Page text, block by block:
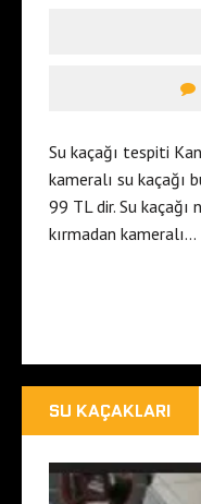
Su kaçağı tespiti
kameralı su kaçağı
99 TL dir. Su kaçağı
kırmadan kameralı…
SU KAÇAKLARI